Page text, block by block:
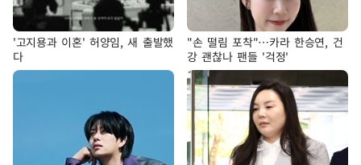
'고지용과 이혼' 허양임, 새 출발했
다
"손 떨림 포착"…카라 한승연, 건
강 괜찮나 팬들 '걱정'